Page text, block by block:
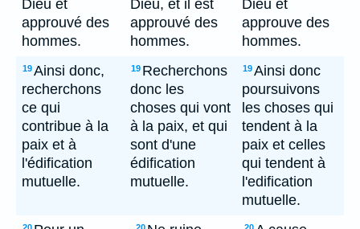
Dieu et
approuvé des
hommes.
Dieu, et il est
approuvé des
hommes.
Dieu et
approuve des
hommes.
19Ainsi donc,
recherchons
ce qui
contribue à la
paix et à
l'édification
mutuelle.
19 Recherchons
donc les
choses qui vont
à la paix, et qui
sont d'une
édification
mutuelle.
19Ainsi donc
poursuivons
les choses qui
tendent à la
paix et celles
qui tendent à
l'edification
mutuelle.